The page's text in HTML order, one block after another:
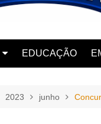
EDUCAÇÃO
2023 junho